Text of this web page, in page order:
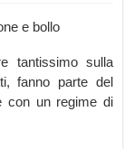
tantissimo sulla
fanno parte del
con un regime di